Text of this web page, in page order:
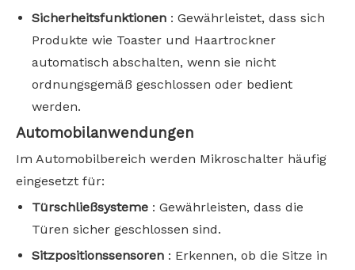
Sicherheitsfunktionen : Gewährleistet, dass sich
Produkte wie Toaster und Haartrockner
automatisch abschalten, wenn sie nicht
ordnungsgemäß geschlossen oder bedient
werden.
Automobilanwendungen
Im Automobilbereich werden Mikroschalter häufig
eingesetzt für:
Türschließsysteme : Gewährleisten, dass die
Türen sicher geschlossen sind.
Sitzpositionssensoren : Erkennen, ob die Sitze in